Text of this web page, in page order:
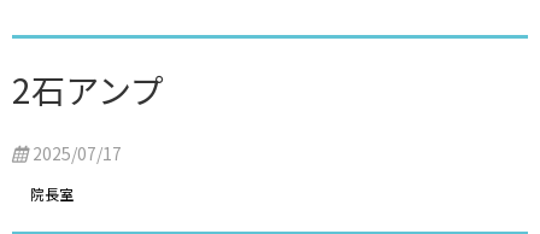
2石アンプ
2025/07/17
院長室